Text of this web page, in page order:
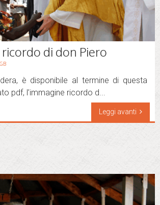
di don Piero
GB
è disponibile al termine di questa
pdf, l’immagine ricordo d...
Leggi avanti